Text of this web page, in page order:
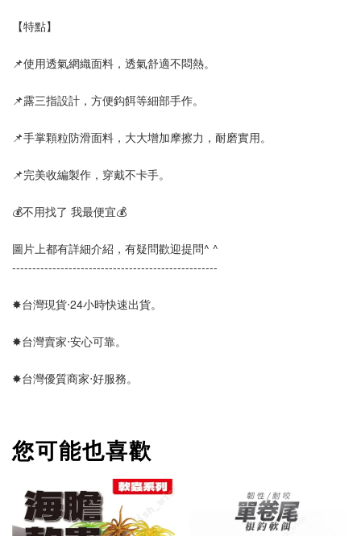
【特點】
📌使用透氣網織面料，透氣舒適不悶熱。
📌露三指設計，方便鈎餌等細部手作。
📌手掌顆粒防滑面料，大大增加摩擦力，耐磨實用。
📌完美收編製作，穿戴不卡手。
💰不用找了 我最便宜💰
圖片上都有詳細介紹，有疑問歡迎提問^ ^
---------------------------------------------------
✸台灣現貨‧24小時快速出貨。
✸台灣賣家‧安心可靠。
✸台灣優質商家‧好服務。
您可能也喜歡